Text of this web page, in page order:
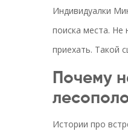
Индивидуалки
поиска места. Не
приехать. Такой
Почему
Истории про